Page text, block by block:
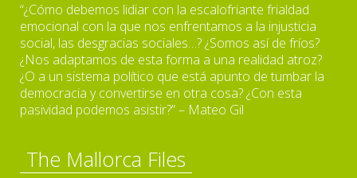
“¿Cómo debemos lidiar con la escalofriante frialdad
emocional con la que nos enfrentamos a la injusticia
social, las desgracias sociales…? ¿Somos así de fríos?
¿Nos adaptamos de esta forma a una realidad atroz?
¿O a un sistema político que está apunto de tumbar la
democracia y convertirse en otra cosa? ¿Con esta
pasividad podemos asistir?” – Mateo Gil
The Mallorca Files